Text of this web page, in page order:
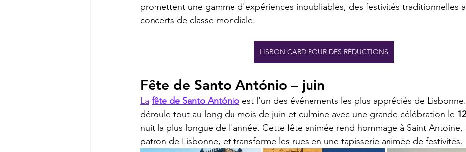
promettent une gamme d'expériences inoubliables, des festivités traditionnelles
concerts de classe mondiale.
LISBON CARD POUR DES RÉDUCTIONS
Fête de Santo António – juin
La fête de Santo António est l'un des événements les plus appréciés de
déroule tout au long du mois de juin et culmine avec une grande célébration le
nuit la plus longue de l'année. Cette fête animée rend hommage à Saint Antoine,
patron de Lisbonne, et transforme les rues en une tapisserie animée de festivités.